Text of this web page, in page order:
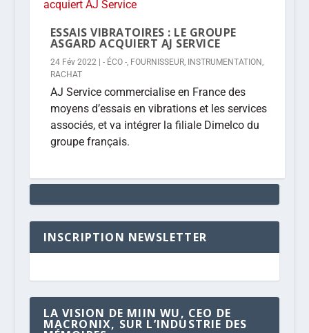
ESSAIS VIBRATOIRES : LE GROUPE
ASGARD ACQUIERT AJ SERVICE
24 Fév 2022| - ÉCO -, FOURNISSEUR, INSTRUMENTATION,
RACHAT
AJ Service commercialise en France des
moyens d’essais en vibrations et les services
associés, et va intégrer la filiale Dimelco du
groupe français.
INSCRIPTION NEWSLETTER
LA VISION DE MIIN WU, CEO DE
MACRONIX, SUR L’INDUSTRIE DES